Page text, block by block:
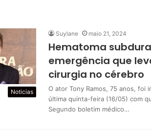
Noticias
Suylane maio 21, 2024
Hematoma
emergência que
cirurgia no cérebro
O ator Tony Ramos, 75 anos, foi
última quinta-feira (16/05) com
Segundo boletim médico…